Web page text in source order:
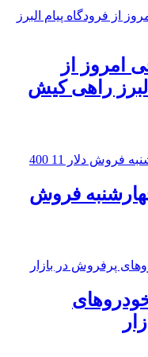
امروز از
راهی کیش
فروش